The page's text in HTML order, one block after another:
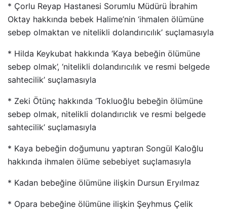
* Çorlu Reyap Hastanesi Sorumlu Müdürü İbrahim
Oktay hakkında bebek Halime’nin ‘ihmalen ölümüne
sebep olmaktan ve nitelikli dolandırıcılık’ suçlamasıyla
* Hilda Keykubat hakkında ‘Kaya bebeğin ölümüne
sebep olmak’, ‘nitelikli dolandırıcılık ve resmi belgede
sahtecilik’ suçlamasıyla
* Zeki Ötünç hakkında ‘Tokluoğlu bebeğin ölümüne
sebep olmak, nitelikli dolandırıclık ve resmi belgede
sahtecilik’ suçlamasıyla
* Kaya bebeğin doğumunu yaptıran Songül Kaloğlu
hakkında ihmalen ölüme sebebiyet suçlamasıyla
* Kadan bebeğine ölümüne ilişkin Dursun Eryılmaz
* Opara bebeğine ölümüne ilişkin Şeyhmus Çelik